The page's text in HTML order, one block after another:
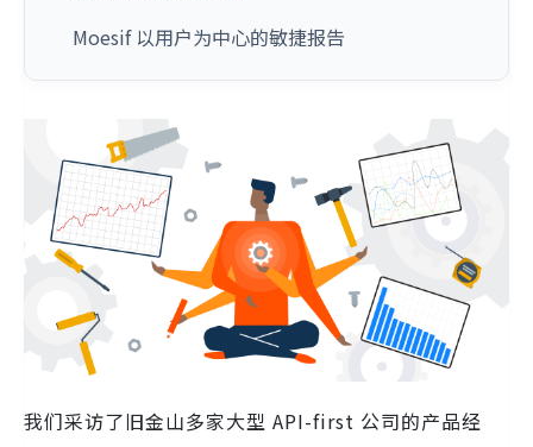
Moesif 以用户为中心的敏捷报告
我们采访了旧金山多家大型 API-first 公司的产品经